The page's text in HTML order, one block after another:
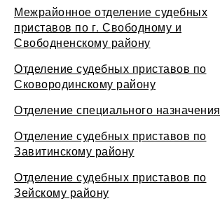
Межрайонное отделение судебных
приставов по г. Свободному и
Свободненскому району
Отделение судебных приставов по
Сковородинскому району
Отделение специального назначения
Отделение судебных приставов по
Завитинскому району
Отделение судебных приставов по
Зейскому району